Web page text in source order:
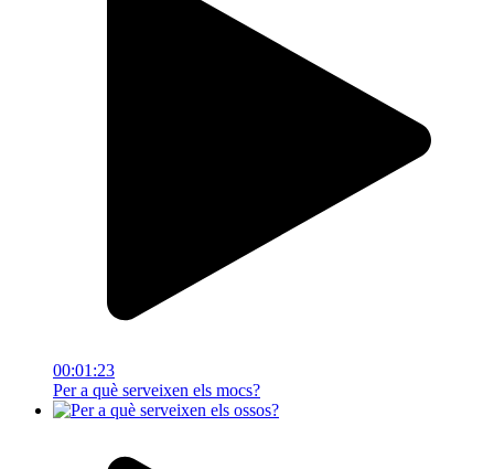
00:01:23
Per a què serveixen els mocs?